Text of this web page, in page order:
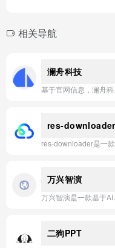
相关导航
澜舟科技
res-downloader
万兴智演
二狗PPT